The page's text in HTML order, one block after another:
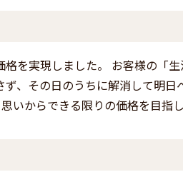
を実現しました。 お客様の「
、その日のうちに解消して明日
いからできる限りの価格を目指し